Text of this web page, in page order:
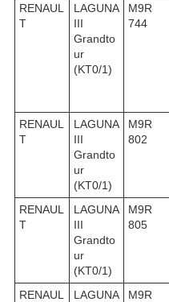
RENAUL
T
LAGUNA
III
Grandto
ur
(KT0/1)
M9R
744
RENAUL
T
LAGUNA
III
Grandto
ur
(KT0/1)
M9R
802
RENAUL
T
LAGUNA
III
Grandto
ur
(KT0/1)
M9R
805
RENAUL
LAGUNA
M9R